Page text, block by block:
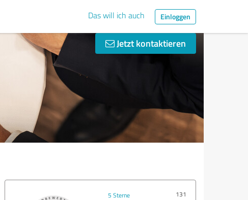
Das will ich auch Einloggen
Jetzt kontaktieren
5 Sterne
131